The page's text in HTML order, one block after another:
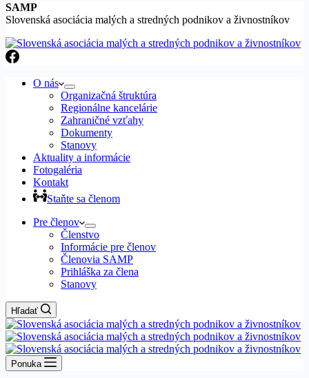
SAMP
Slovenská asociácia malých a stredných podnikov a živnostníkov
O nás
Organizačná štruktúra
Regionálne kancelárie
Zahraničné vzťahy
Dokumenty
Stanovy
Aktuality a informácie
Fotogaléria
Kontakt
Staňte sa členom
Pre členov
Členstvo
Informácie pre členov
Členovia SAMP
Prihláška za člena
Stanovy
Hľadať
Ponuka